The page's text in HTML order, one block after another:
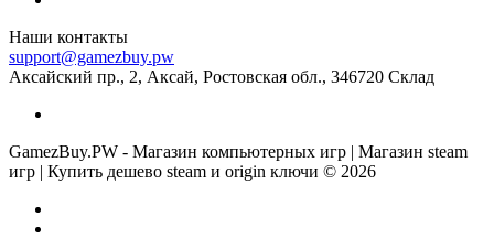
Наши контакты
support@gamezbuy.pw
Аксайский пр., 2, Аксай, Ростовская обл., 346720 Склад
GamezBuy.PW - Магазин компьютерных игр | Магазин steam
игр | Купить дешево steam и origin ключи © 2026